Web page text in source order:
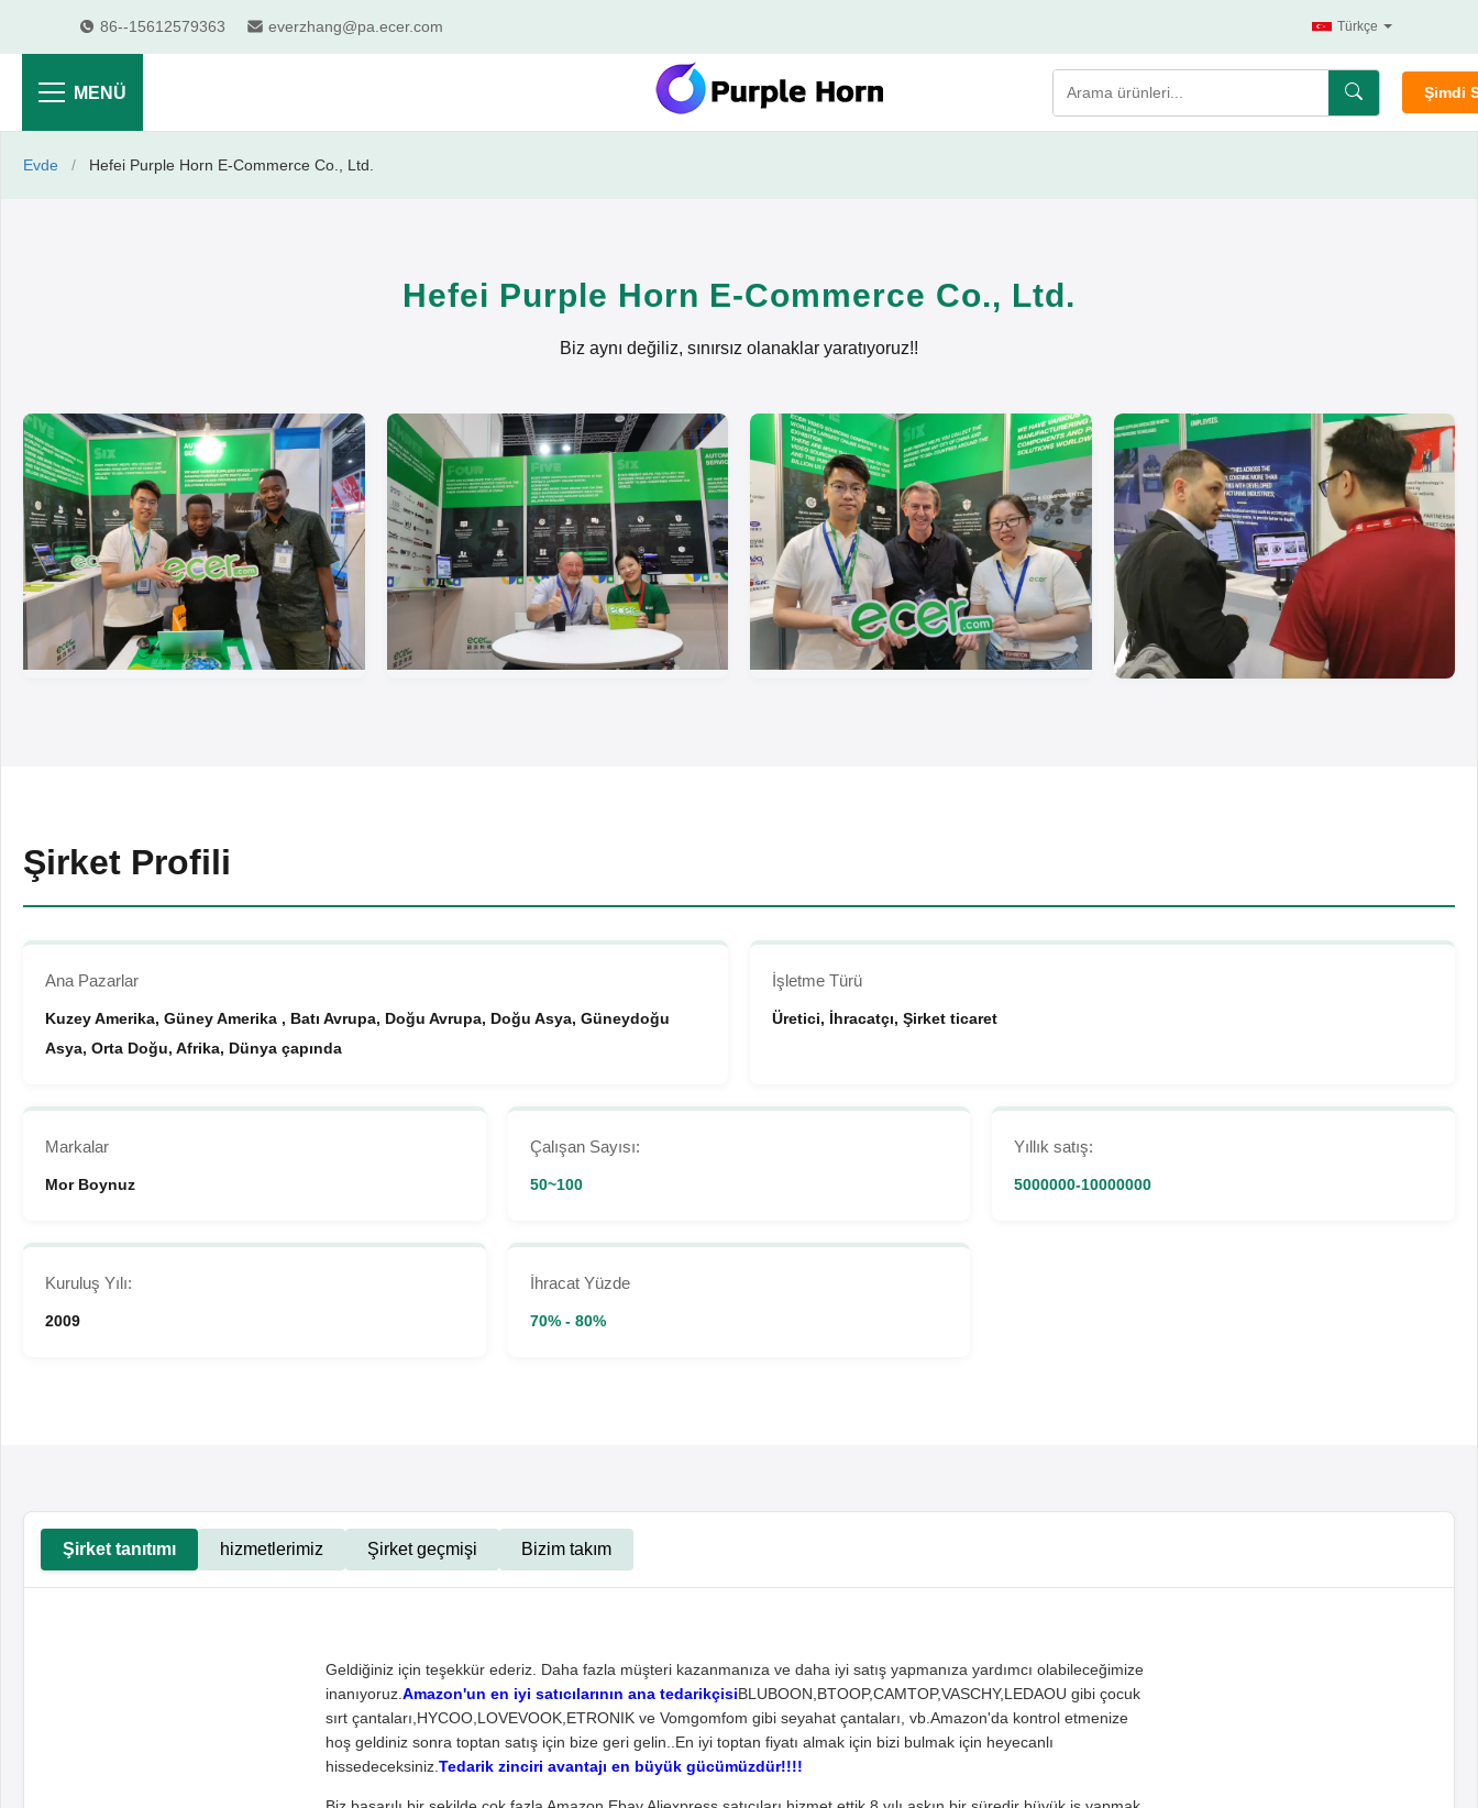
86--15612579363 everzhang@pa.ecer.com Türkçe
MENÜ Şimdi
Evde / Hefei Purple Horn E-Commerce Co., Ltd.
Hefei Purple Horn E-Commerce Co., Ltd.
Biz aynı değiliz, sınırsız olanaklar yaratıyoruz!!
Şirket Profili
Ana Pazarlar
Kuzey Amerika, Güney Amerika , Batı Avrupa, Doğu Avrupa, Doğu Asya, Güneydoğu
Asya, Orta Doğu, Afrika, Dünya çapında
İşletme Türü
Üretici, İhracatçı, Şirket ticaret
Markalar
Mor Boynuz
Çalışan Sayısı:
50~100
Yıllık satış:
5000000-10000000
Kuruluş Yılı:
2009
İhracat Yüzde
70% - 80%
Şirket tanıtımı hizmetlerimiz Şirket geçmişi Bizim takım
Geldiğiniz için teşekkür ederiz. Daha fazla müşteri kazanmanıza ve daha iyi satış yapmanıza yardımcı olabileceğimize
inanıyoruz. Amazon'un en iyi satıcılarının ana tedarikçisiBLUBOON,BTOOP,CAMTOP,VASCHY,LEDAOU gibi çocuk
sırt çantaları,HYCOO,LOVEVOOK,ETRONIK ve Vomgomfom gibi seyahat çantaları, vb.Amazon'da kontrol etmenize
hoş geldiniz sonra toptan satış için bize geri gelin..En iyi toptan fiyatı almak için bizi bulmak için heyecanlı
hissedeceksiniz. Tedarik zinciri avantajı en büyük gücümüzdür!!!!